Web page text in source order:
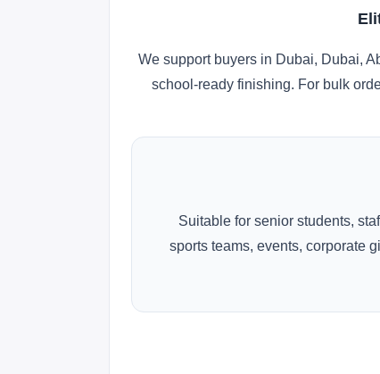
We support buyers in Dubai, Dubai,
school-ready finishing. For bulk
Suitable for senior students,
sports teams, events, corporate